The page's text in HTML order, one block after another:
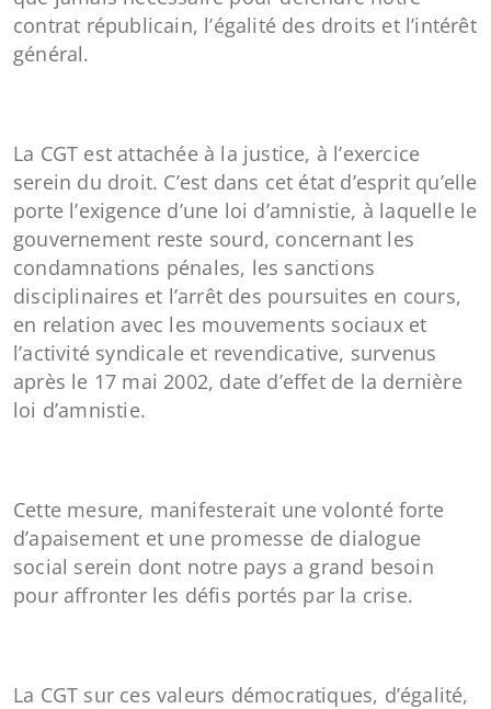
contrat républicain, l’égalité des droits et l’intérêt
général.
La CGT est attachée à la justice, à l’exercice
serein du droit. C’est dans cet état d’esprit qu’elle
porte l’exigence d’une loi d’amnistie, à laquelle le
gouvernement reste sourd, concernant les
condamnations pénales, les sanctions
disciplinaires et l’arrêt des poursuites en cours,
en relation avec les mouvements sociaux et
l’activité syndicale et revendicative, survenus
après le 17 mai 2002, date d’effet de la dernière
loi d’amnistie.
Cette mesure, manifesterait une volonté forte
d’apaisement et une promesse de dialogue
social serein dont notre pays a grand besoin
pour affronter les défis portés par la crise.
La CGT sur ces valeurs démocratiques, d’égalité,